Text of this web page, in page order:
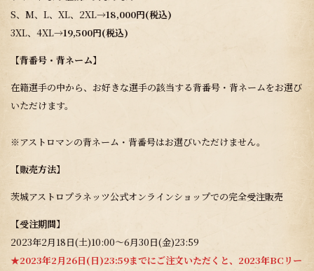
S、M、L、XL、2XL→18,000円(税込)
3XL、4XL→19,500円(税込)
【背番号・背ネーム】
在籍選手の中から、お好きな選手の該当する背番号・背ネームをお選び
いただけます。
※アストロマンの背ネーム・背番号はお選びいただけません。
【販売方法】
茨城アストロプラネッツ公式オンラインショップでの完全受注販売
【受注期間】
2023年2月18日(土)10:00～6月30日(金)23:59
★2023年2月26日(日)23:59までにご注文いただくと、2023年BCリー